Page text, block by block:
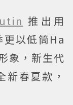
推出用
更以低筒Ha
象，新生代
新春夏款，